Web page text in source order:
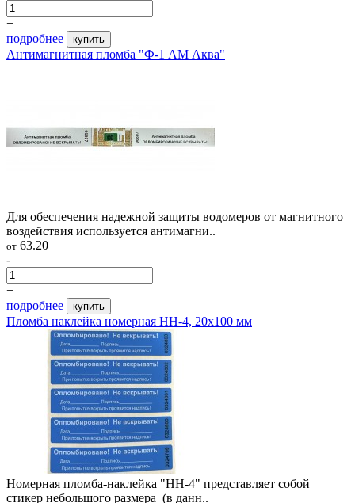
+
подробнее
купить
Антимагнитная пломба "Ф-1 АМ Аква"
Для обеспечения надежной защиты водомеров от магнитного
воздействия используется антимагни..
от 63.20
-
+
подробнее
купить
Пломба наклейка номерная НН-4, 20x100 мм
Номерная пломба-наклейка "НН-4" представляет собой
стикер небольшого размера (в данн..